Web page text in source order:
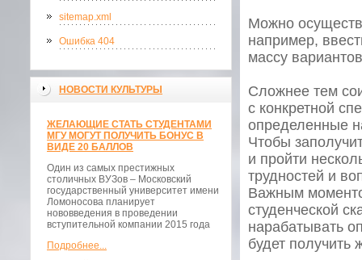
sitemap.xml
Ошибка 404
НОВОСТИ КУЛЬТУРЫ
ЖЕЛАЮЩИЕ СТАТЬ СТУДЕНТАМИ
МГУ МОГУТ ПОЛУЧИТЬ БОНУС В
ВИДЕ 20 БАЛЛОВ
Один из самых престижных
столичных ВУЗов – Московский
государственный университет имени
Ломоносова планирует
нововведения в проведении
вступительной компании 2015 года
Подробнее...
Можно
например,
массу
Сложнее тем
с конкретной
определенные
Чтобы
и пройти
трудностей и
Важным
студенческой
нарабатывать
будет